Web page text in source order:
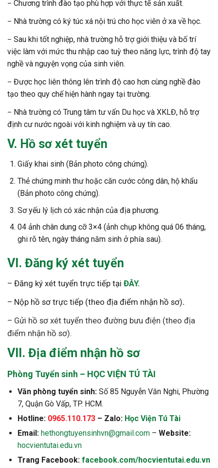
– Chương trình đào tạo phù hợp với thực tế sản xuất.
– Nhà trường có ký túc xá nội trú cho học viên ở xa về học.
– Sau khi tốt nghiệp, nhà trường hỗ trợ giới thiệu và bố trí
việc làm với mức thu nhập cao tuỳ theo năng lực, trình độ tay
nghề và nguyện vọng của sinh viên.
– Được học liên thông lên trình độ cao hơn cùng nghề đào
tạo theo quy chế hiện hành ngay tại trường.
– Nhà trường có Trung tâm tư vấn Du học và XKLĐ, hỗ trợ
định cư nước ngoài với kinh nghiệm và uy tín cao.
V. Hồ sơ xét tuyển
Giấy khai sinh (Bản photo công chứng).
Thẻ chứng minh thư hoặc căn cước công dân, hộ khẩu
(Bản photo công chứng).
Sơ yếu lý lịch có xác nhận của địa phương.
04 ảnh chân dung cỡ 3×4 (ảnh chụp không quá 06 tháng,
ghi rõ tên, ngày tháng năm sinh ở phía sau).
VI. Đăng ký xét tuyển
– Đăng ký xét tuyển trực tiếp tại ĐÂY.
– Nộp hồ sơ trực tiếp (theo địa điểm nhận hồ sơ).
– Gửi hồ sơ xét tuyển theo đường bưu điện (theo địa
điểm nhận hồ sơ).
VII. Địa điểm nhận hồ sơ
Phòng Tuyển sinh – HỌC VIỆN TÚ TÀI
Văn phòng tuyển sinh:Số 85 Nguyễn Văn Nghi, Phường
7, Quận Gò Vấp, TP. HCM.
Hotline: 0965.110.173– Zalo: Học Viện Tú Tài
Email: hethongtuyensinhvn@gmail.com– Website:
hocvientutai.edu.vn
Trang Facebook: facebook.com/hocvientutai.edu.vn